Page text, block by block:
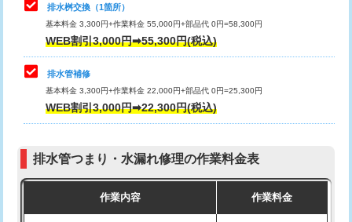
コンクリート斫り（厚さ10㎝まで）
コンクリート斫り（厚さ10㎝超え）
モルタル補修（厚さ10㎝まで）
モルタル補修（厚さ10㎝超え）
追加人工 16,500円
現場見積
交換・取付(単水栓（壁付・デッキ
式）)
交換・取付(混合水栓（壁付・デッキ
式・ワンホール）)
16,500円+材料費
交換・取付(排水栓・排水トラップ
交換・取付（その他部品） 11,000円+材料費
持込商品取付（単水栓） 13,200円
持込商品取付（混合水栓） 16,500円
排水桝交換（1箇所）
基本料金 3,300円+作業料金 55,000円+部品代 0円=58,300円
WEB割引3,000円➡55,300円(税込)
排水管補修
基本料金 3,300円+作業料金 22,000円+部品代 0円=25,300円
WEB割引3,000円➡22,300円(税込)
排水管つまり・水漏れ修理の作業料金表
作業内容 作業料金